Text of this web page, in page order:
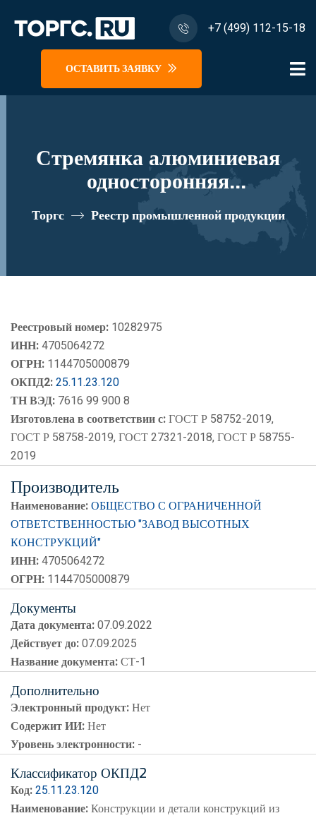
+7 (499) 112-15-18
ОСТАВИТЬ ЗАЯВКУ
Стремянка алюминиевая
односторонняя
профессиональная Новая
Высота NV 3135, 1х3 ступени
мм, органайзер реестровый
Торгс Реестр промышленной продукции
Реестровый номер: 10282975
ИНН:4705064272
ОГРН: 1144705000879
ОКПД2:25.11.23.120
ТН ВЭД: 7616 99 900 8
Изготовлена в соответствии с:ГОСТ Р 58752-2019,
ГОСТ Р 58758-2019, ГОСТ 27321-2018, ГОСТ Р 58755-
2019
Производитель
Наименование:ОБЩЕСТВО С ОГРАНИЧЕННОЙ
ОТВЕТСТВЕННОСТЬЮ "ЗАВОД ВЫСОТНЫХ
КОНСТРУКЦИЙ"
ИНН:4705064272
ОГРН: 1144705000879
Документы
Дата документа:07.09.2022
Действует до:07.09.2025
Название документа:СТ-1
Дополнительно
Электронный продукт:Нет
Содержит ИИ:Нет
Уровень электронности: -
Классификатор ОКПД2
Код:25.11.23.120
Наименование:Конструкции и детали конструкций из